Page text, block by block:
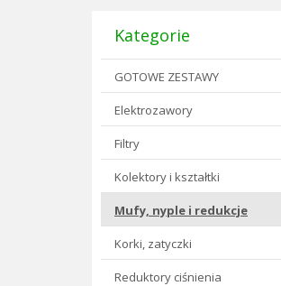
Kategorie
GOTOWE ZESTAWY
Elektrozawory
Filtry
Kolektory i kształtki
Mufy, nyple i redukcje
Korki, zatyczki
Reduktory ciśnienia